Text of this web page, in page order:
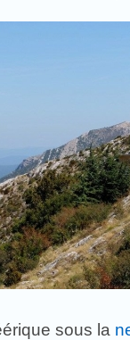
sous la